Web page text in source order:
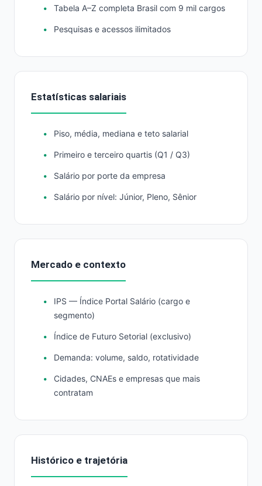
Tabela A–Z completa Brasil com 9 mil cargos
Pesquisas e acessos ilimitados
Estatísticas salariais
Piso, média, mediana e teto salarial
Primeiro e terceiro quartis (Q1 / Q3)
Salário por porte da empresa
Salário por nível: Júnior, Pleno, Sênior
Mercado e contexto
IPS — Índice Portal Salário (cargo e
segmento)
Índice de Futuro Setorial (exclusivo)
Demanda: volume, saldo, rotatividade
Cidades, CNAEs e empresas que mais
contratam
Histórico e trajetória